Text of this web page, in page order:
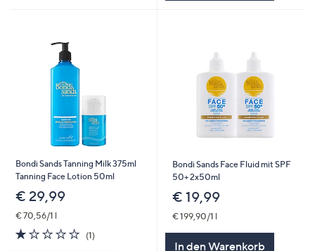
Bondi Sands Tanning Milk 375ml
Tanning Face Lotion 50ml
€ 29,99
€ 70,56/1 l
1.0
von
(1)1
Bondi Sands Face Fluid mit SPF
50+ 2x50ml
€ 19,99
€ 199,90/1 l
In den Warenkorb